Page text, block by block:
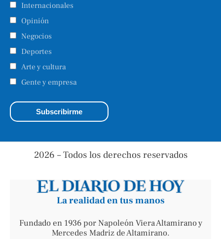
Internacionales
Opinión
Negocios
Deportes
Arte y cultura
Gente y empresa
2026 – Todos los derechos reservados
La realidad en tus manos
Fundado en 1936 por Napoleón Viera Altamirano y
Mercedes Madriz de Altamirano.